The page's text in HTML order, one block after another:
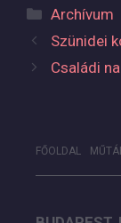
Kategória
Archívum
Szünidei
Családi
FŐOLDAL